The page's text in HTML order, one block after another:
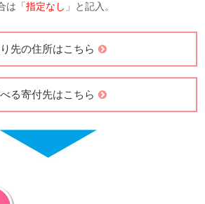
は「指定なし 」と記入。
先の住所はこちら
る寄付先はこちら